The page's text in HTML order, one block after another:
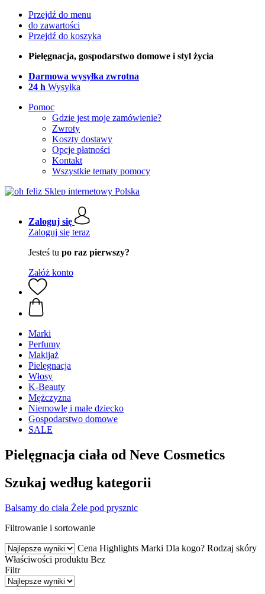
Przejdź do menu
do zawartości
Przejdź do koszyka
Pielęgnacja, gospodarstwo domowe i styl życia
Darmowa wysyłka zwrotna
24 h Wysyłka
Pomoc
Gdzie jest moje zamówienie?
Zwroty
Koszty dostawy
Opcje płatności
Kontakt
Wszystkie tematy pomocy
Zaloguj się
Zaloguj się teraz
Jesteś tu po raz pierwszy?
Załóż konto
Marki
Perfumy
Makijaż
Pielęgnacja
Włosy
K-Beauty
Mężczyzna
Niemowlę i małe dziecko
Gospodarstwo domowe
SALE
Pielęgnacja ciała od Neve Cosmetics
Szukaj według kategorii
Balsamy do ciała Żele pod prysznic
Filtrowanie i sortowanie
Cena Highlights Marki Dla kogo? Rodzaj skóry
Właściwości produktu Bez
Filtr